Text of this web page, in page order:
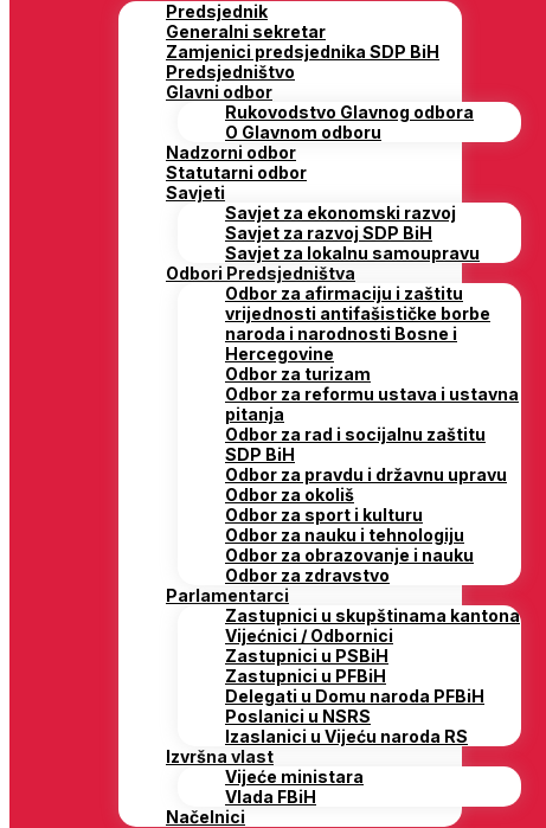
Predsjednik
Generalni sekretar
Zamjenici predsjednika SDP BiH
Predsjedništvo
Glavni odbor
Rukovodstvo Glavnog odbora
O Glavnom odboru
Nadzorni odbor
Statutarni odbor
Savjeti
Savjet za ekonomski razvoj
Savjet za razvoj SDP BiH
Savjet za lokalnu samoupravu
Odbori Predsjedništva
Odbor za afirmaciju i zaštitu
vrijednosti antifašističke borbe
naroda i narodnosti Bosne i
Hercegovine
Odbor za turizam
Odbor za reformu ustava i ustavna
pitanja
Odbor za rad i socijalnu zaštitu
SDP BiH
Odbor za pravdu i državnu upravu
Odbor za okoliš
Odbor za sport i kulturu
Odbor za nauku i tehnologiju
Odbor za obrazovanje i nauku
Odbor za zdravstvo
Parlamentarci
Zastupnici u skupštinama kantona
Vijećnici / Odbornici
Zastupnici u PSBiH
Zastupnici u PFBiH
Delegati u Domu naroda PFBiH
Poslanici u NSRS
Izaslanici u Vijeću naroda RS
Izvršna vlast
Vijeće ministara
Vlada FBiH
Načelnici